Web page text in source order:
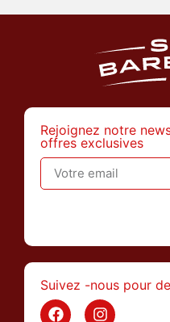
Rejoignez notre
offres exclusives
Suivez -nous pour